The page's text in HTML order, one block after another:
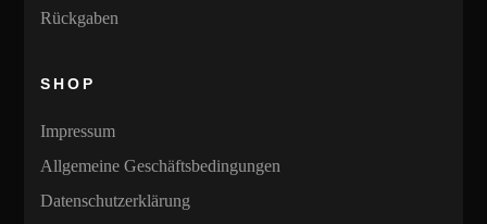
Rückgaben
SHOP
Impressum
Allgemeine Geschäftsbedingungen
Datenschutzerklärung